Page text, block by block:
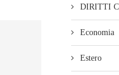
DIRITTI
Economia
Estero